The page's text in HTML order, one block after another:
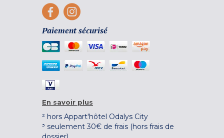
Paiement sécurisé
En savoir plus
² hors Appart'hôtel Odalys City
³ seulement 30€ de frais (hors frais de